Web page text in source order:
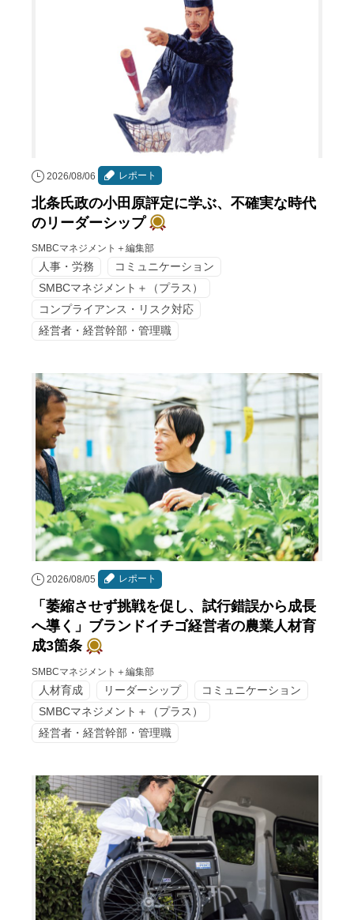
2026/08/06 レポート
北条氏政の小田原評定に学ぶ、不確実な時代
のリーダーシップ
SMBCマネジメント＋編集部
人事・労務
コミュニケーション
SMBCマネジメント＋（プラス）
コンプライアンス・リスク対応
経営者・経営幹部・管理職
2026/08/05 レポート
「萎縮させず挑戦を促し、試行錯誤から成長
へ導く」ブランドイチゴ経営者の農業人材育
成3箇条
SMBCマネジメント＋編集部
人材育成 リーダーシップ
コミュニケーション
SMBCマネジメント＋（プラス）
経営者・経営幹部・管理職